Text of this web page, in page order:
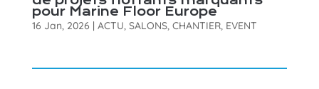
pour Marine Floor Europe
16 Jan, 2026 | ACTU, SALONS, CHANTIER, EVENT